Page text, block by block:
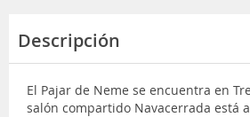
Descripción
El Pajar de Neme se encuentra en
salón compartido Navacerrada está